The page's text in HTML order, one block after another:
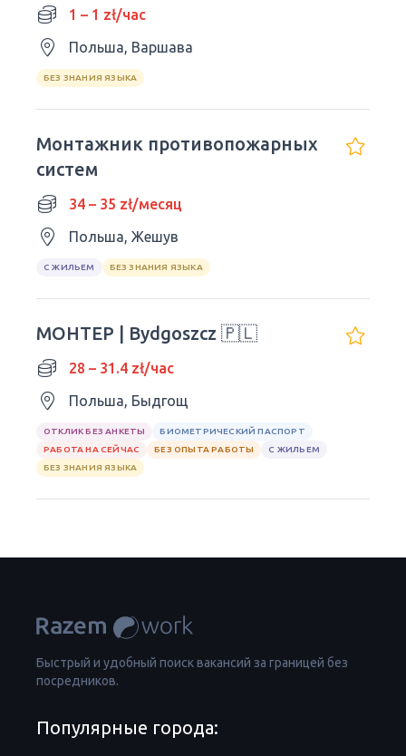
1 – 1 zł/час
Польша, Варшава
БЕЗ ЗНАНИЯ ЯЗЫКА
Монтажник противопожарных
систем
34 – 35 zł/месяц
Польша, Жешув
С ЖИЛЬЕМ БЕЗ ЗНАНИЯ ЯЗЫКА
МОНТЕР | Bydgoszcz 🇵🇱
28 – 31.4 zł/час
Польша, Быдгощ
ОТКЛИК БЕЗ АНКЕТЫ
БИОМЕТРИЧЕСКИЙ ПАСПОРТ
РАБОТА НА СЕЙЧАС
БЕЗ ОПЫТА РАБОТЫ
С ЖИЛЬЕМ
БЕЗ ЗНАНИЯ ЯЗЫКА
Быстрый и удобный поиск вакансий за границей без
посредников.
Популярные города: